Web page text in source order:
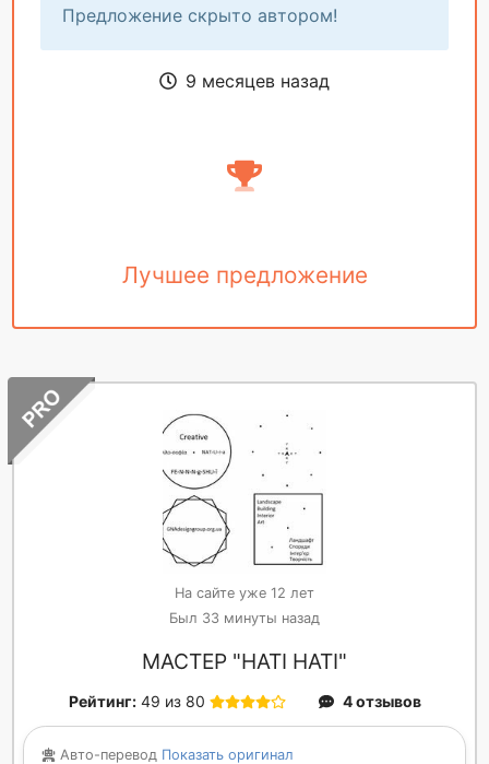
Предложение скрыто автором!
9 месяцев назад
Лучшее предложение
На сайте уже 12 лет
Был 33 минуты назад
МАСТЕР "НАТІ НАТІ"
Рейтинг: 49 из 80 4 отзывов
Авто-перевод Показать оригинал